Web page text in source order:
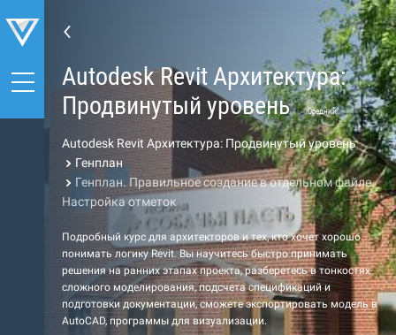
Autodesk Revit Архитектура:
Продвинутый уровень
Средний
Autodesk Revit Архитектура: Продвинутый уровень
Генплан
Генплан. Правильное создание в отдельном файле.
Настройка отметок
Подробный курс для архитекторов и тех, кто хочет хорошо
понимать логику Revit. Вы научитесь быстро принимать
решения на ранних этапах проекта, разберетесь в тонкостях
сложного моделирования, подсчета спецификаций и
подготовки документации, сможете экспортировать модель в
AutoCAD, программы для визуализации.